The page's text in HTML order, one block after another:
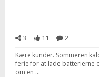
3 11 2
Kære kunder. Sommeren
ferie for at lade batterierne
om en ...